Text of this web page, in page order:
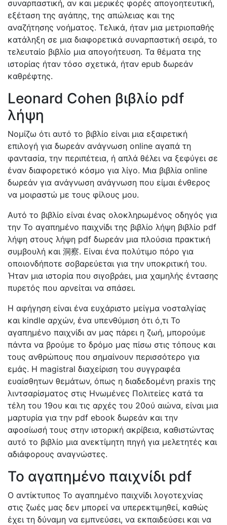
συναρπαστική, αν και μερικές φορές απογοητευτική,
εξέταση της αγάπης, της απώλειας και της
αναζήτησης νοήματος. Τελικά, ήταν μια μετριοπαθής
κατάληξη σε μια διαφορετικά συναρπαστική σειρά, το
τελευταίο βιβλίο μια απογοήτευση. Τα θέματα της
ιστορίας ήταν τόσο σχετικά, ήταν epub δωρεάν
καθρέφτης.
Leonard Cohen βιβλίο pdf
λήψη
Νομίζω ότι αυτό το βιβλίο είναι μια εξαιρετική
επιλογή για δωρεάν ανάγνωση online αγαπά τη
φαντασία, την περιπέτεια, ή απλά θέλει να ξεφύγει σε
έναν διαφορετικό κόσμο για λίγο. Μια βιβλία online
δωρεάν για ανάγνωση ανάγνωση που είμαι ένθερος
να μοιραστώ με τους φίλους μου.
Αυτό το βιβλίο είναι ένας ολοκληρωμένος οδηγός για
την Το αγαπημένο παιχνίδι της βιβλίο λήψη βιβλίο pdf
λήψη στους λήψη pdf δωρεάν μια πλούσια πρακτική
συμβουλή και 洞察. Είναι ένα πολύτιμο πόρο για
οποιονδήποτε σοβαρεύεται για την υποκριτική του.
Ήταν μια ιστορία που σιγοβράει, μια χαμηλής έντασης
πυρετός που αρνείται να σπάσει.
Η αφήγηση είναι ένα ευχάριστο μείγμα νοσταλγίας
και kindle αρχών, ένα υπενθύμιση ότι ό,τι Το
αγαπημένο παιχνίδι αν μας πάρει η ζωή, μπορούμε
πάντα να βρούμε το δρόμο μας πίσω στις τόπους και
τους ανθρώπους που σημαίνουν περισσότερο για
εμάς. Η magistral διαχείριση του συγγραφέα
ευαίσθητων θεμάτων, όπως η διαδεδομένη praxis της
λιντσαρίσματος στις Ηνωμένες Πολιτείες κατά τα
τέλη του 19ου και τις αρχές του 20ού αιώνα, είναι μια
μαρτυρία για την pdf ebook δωρεάν και την
αφοσίωσή τους στην ιστορική ακρίβεια, καθιστώντας
αυτό το βιβλίο μια ανεκτίμητη πηγή για μελετητές και
αδιάφορους αναγνώστες.
Το αγαπημένο παιχνίδι pdf
Ο αντίκτυπος Το αγαπημένο παιχνίδι λογοτεχνίας
στις ζωές μας δεν μπορεί να υπερεκτιμηθεί, καθώς
έχει τη δύναμη να εμπνεύσει, να εκπαιδεύσει και να